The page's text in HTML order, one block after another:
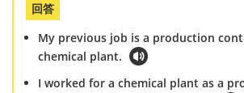
回答
My previous job is a production
chemical plant.
I worked for a chemical plant as a